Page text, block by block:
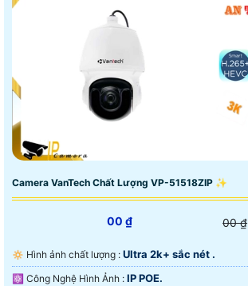
Camera VanTech Chất Lượng VP-51518ZIP ✨
00 ₫ 00 ₫
🔅 Hình ảnh chất lượng : Ultra 2k+ sắc nét .
⚛️ Công Nghệ Hình Ảnh : IP POE.